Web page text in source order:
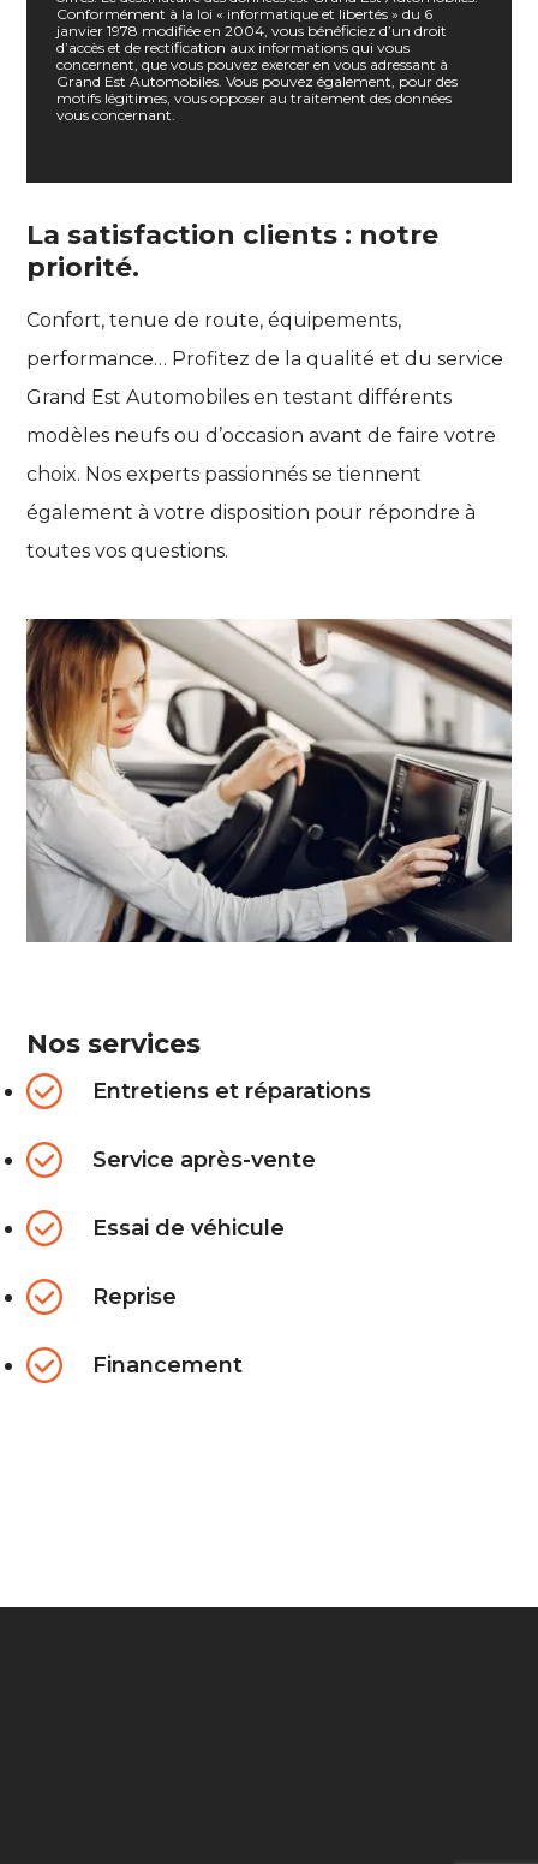
La satisfaction clients : notre
priorité.
Confort, tenue de route, équipements,
performance… Profitez de la qualité et du service
Grand Est Automobiles en testant différents
modèles neufs ou d’occasion avant de faire votre
choix. Nos experts passionnés se tiennent
également à votre disposition pour répondre à
toutes vos questions.
Nos services
Entretiens et réparations
Service après-vente
Essai de véhicule
Reprise
Financement
Conformément à la loi « informatique et libertés » du 6
janvier 1978 modifiée en 2004, vous bénéficiez d’un droit
d’accès et de rectification aux informations qui vous
concernent, que vous pouvez exercer en vous adressant à
Grand Est Automobiles. Vous pouvez également, pour des
motifs légitimes, vous opposer au traitement des données
vous concernant.